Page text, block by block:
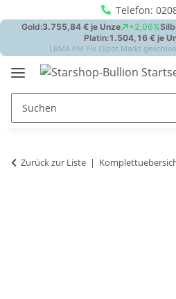
Telefon:
Zurück zur Liste